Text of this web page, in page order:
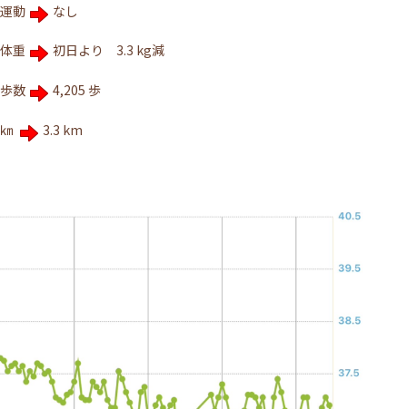
運動 なし
体重 初日より 3.3 kg減
歩数 4,205 歩
㎞ 3.3 km